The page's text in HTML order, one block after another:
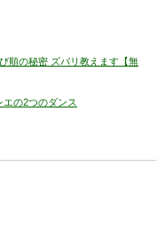
順の秘密 ズバリ教えます【無
の2つのダンス